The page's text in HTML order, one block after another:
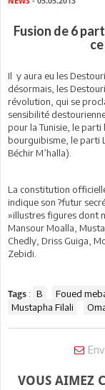
Fusion de 6
Il y aura eu les
désormais, les
révolution, qui se
sensibilité
pour la Tunisie, le
bourguibisme, le parti
Béchir M’halla).
La constitution
indique son ?futur
»illustres figures dont
Mansour Moalla,
Chedly, Driss Guiga,
Zebidi.
Tags : B Foued
Mustapha Filali
VOUS AIMEZ